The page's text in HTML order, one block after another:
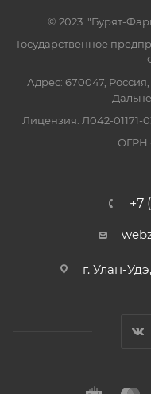
© 2023. "Бурят-
Государственное
Адрес: 670047,
Лицензия: Л042-01171-
ОГРН
+7
г. Улан-